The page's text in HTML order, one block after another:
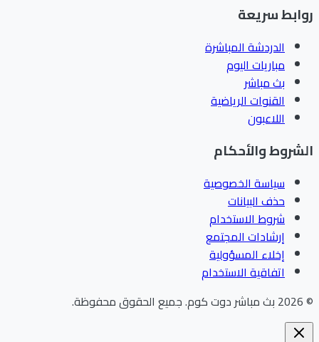
سريعة
الدردشة المباشرة
مباريات اليوم
بث مباشر
القنوات الرياضية
اللاعبون
والأحكام
سياسة الخصوصية
حذف البيانات
شروط الاستخدام
إرشادات المجتمع
إخلاء المسؤولية
اتفاقية الاستخدام
بث مباشر دوت كوم.جميع الحقوق محفوظة.